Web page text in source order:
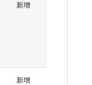
新增
新增